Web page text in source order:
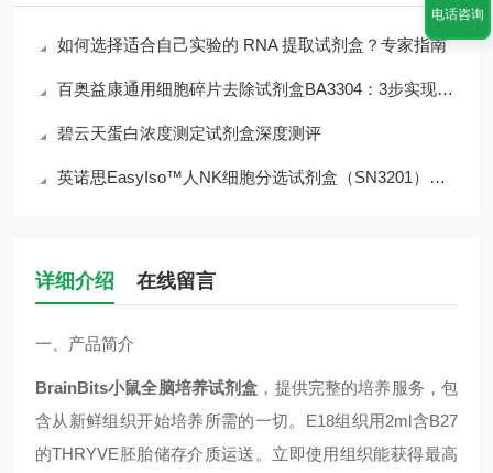
如何选择适合自己实验的 RNA 提取试剂盒？专家指南
百奥益康通用细胞碎片去除试剂盒BA3304：3步实现＞90%碎片清除率
碧云天蛋白浓度测定试剂盒深度测评
英诺思EasyIso™人NK细胞分选试剂盒（SN3201）深度解析
详细介绍 在线留言
一、 产品简介
BrainBits小鼠全脑培养试剂盒 ，提供完整的培养服务，包
含从新鲜组织开始培养所需的一切。 E18组织用2ml含B27
的THRYVE胚胎储存介质运送。立即使用组织能获得最高
电话咨询